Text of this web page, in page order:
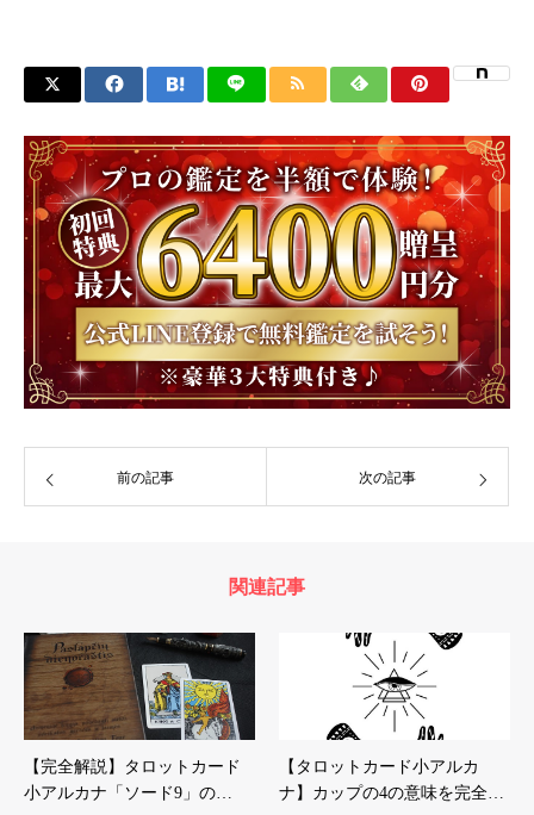
前の記事 次の記事
関連記事
【完全解説】タロットカード
小アルカナ「ソード9」の…
【タロットカード小アルカ
ナ】カップの4の意味を完全…